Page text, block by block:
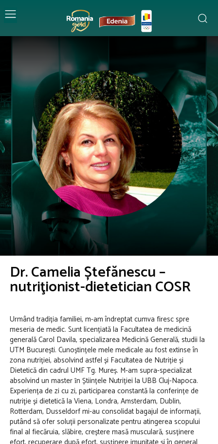
Dr. Camelia Ștefănescu –
nutriţionist-dietetician COSR
Urmând tradiția familiei, m-am îndreptat cumva firesc spre
meseria de medic. Sunt licențiată la Facultatea de medicină
generală Carol Davila, specializarea Medicină Generală, studii la
UTM București. Cunoștințele mele medicale au fost extinse în
zona nutriției, absolvind astfel și Facultatea de Nutriție și
Dietetică din cadrul UMF Tg. Mureș. M-am supra-specializat
absolvind un master ȋn Științele Nutriției la UBB Cluj-Napoca.
Experiența de zi cu zi, participarea constantă la conferințe de
nutriţie și dietetică la Viena, Londra, Amsterdam, Dublin,
Rotterdam, Dusseldorf mi-au consolidat bagajul de informații,
putând să ofer soluții personalizate pentru atingerea scopului
final al fiecăruia, slăbire, creștere masă musculară, susținere